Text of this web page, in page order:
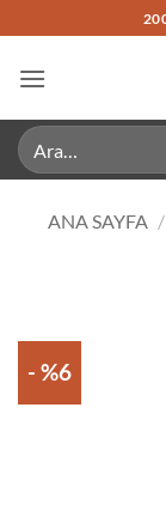
atla
Ara:
ANA SAYFA /
- %6